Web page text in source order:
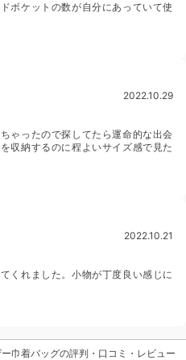
ボケットの数が自分にあっていて使
2022.10.29
ゃったので探してたら運命的な出会
収納するのに程よいサイズ感で見た
2022.10.21
くれました。小物が丁度良い感じに
ー巾着バッグの評判・口コミ・レビュー